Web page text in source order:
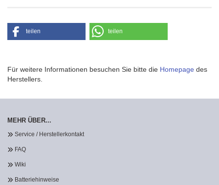
teilen teilen
Für weitere Informationen besuchen Sie bitte die Homepage des
Herstellers.
MEHR ÜBER...
Service / Herstellerkontakt
FAQ
Wiki
Batteriehinweise